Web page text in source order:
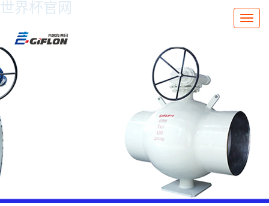
世界杯官网
Toggle